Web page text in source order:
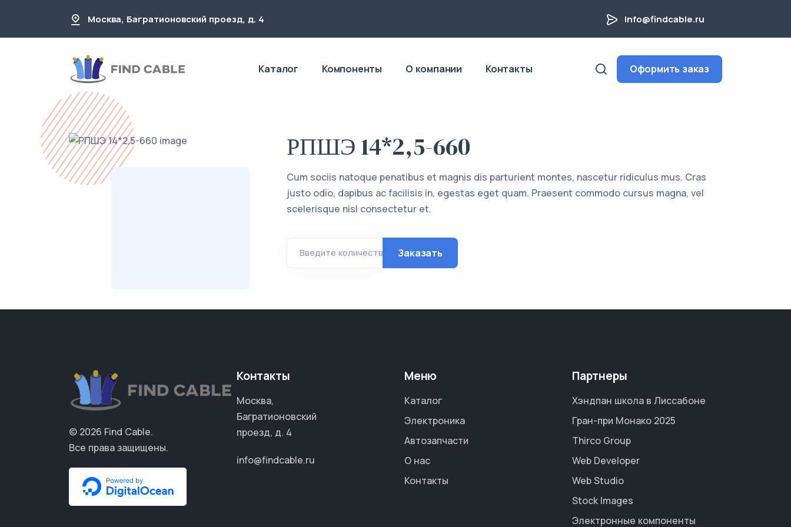
Москва, Багратионовский проезд, д. 4 info@findcable.ru
Каталог Компоненты О компании Контакты Оформить заказ
РПШЭ 14*2,5-660
Cum sociis natoque penatibus et magnis dis parturient montes, nascetur ridiculus mus. Cras
justo odio, dapibus ac facilisis in, egestas eget quam. Praesent commodo cursus magna, vel
scelerisque nisl consectetur et.
Введите количество Заказать
© 2026 Find Cable.
Все права защищены.
Контакты
Москва,
Багратионовский
проезд, д. 4
info@findcable.ru
Меню
Каталог
Электроника
Автозапчасти
О нас
Контакты
Партнеры
Хэндпан школа в Лиссабоне
Гран-при Монако 2025
Thirco Group
Web Developer
Web Studio
Stock Images
Электронные компоненты